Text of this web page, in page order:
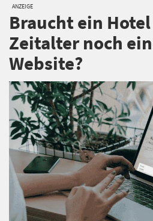
ANZEIGE
Braucht ein
Zeitalter noch
Website?